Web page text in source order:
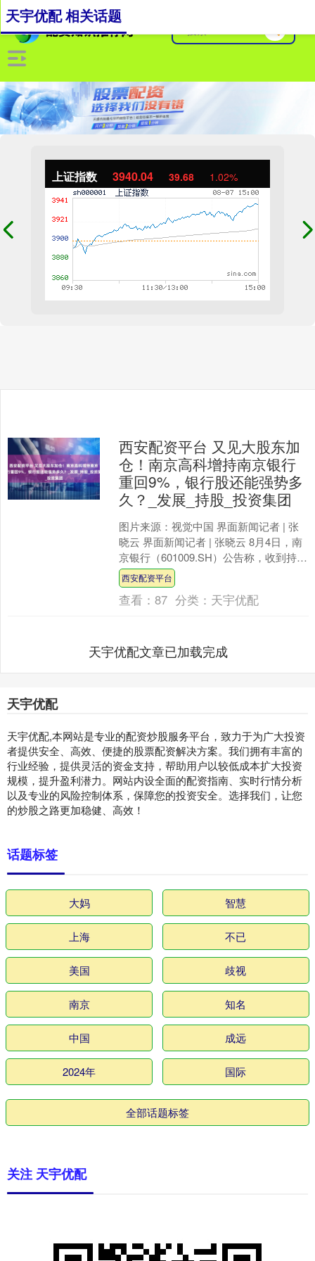
上证指数 3940.04 39.68 1.02%
天宇优配 相关话题
西安配资平台 又见大股东加
仓！南京高科增持南京银行
重回9%，银行股还能强势多
久？_发展_持股_投资集团
图片来源：视觉中国 界面新闻记者 | 张
晓云 界面新闻记者 | 张晓云 8月4日，南
京银行（601009.SH）公告称，收到持股
5%以上股东南京高科（60006....
西安配资平台
查看：87 分类： 天宇优配
天宇优配文章已加载完成
天宇优配
天宇优配,本网站是专业的配资炒股服务平台，致力于为广大投资
者提供安全、高效、便捷的股票配资解决方案。我们拥有丰富的
行业经验，提供灵活的资金支持，帮助用户以较低成本扩大投资
规模，提升盈利潜力。网站内设全面的配资指南、实时行情分析
以及专业的风险控制体系，保障您的投资安全。选择我们，让您
的炒股之路更加稳健、高效！
话题标签
大妈 智慧
上海 不已
美国 歧视
南京 知名
中国 成远
2024年 国际
全部话题标签
关注 天宇优配